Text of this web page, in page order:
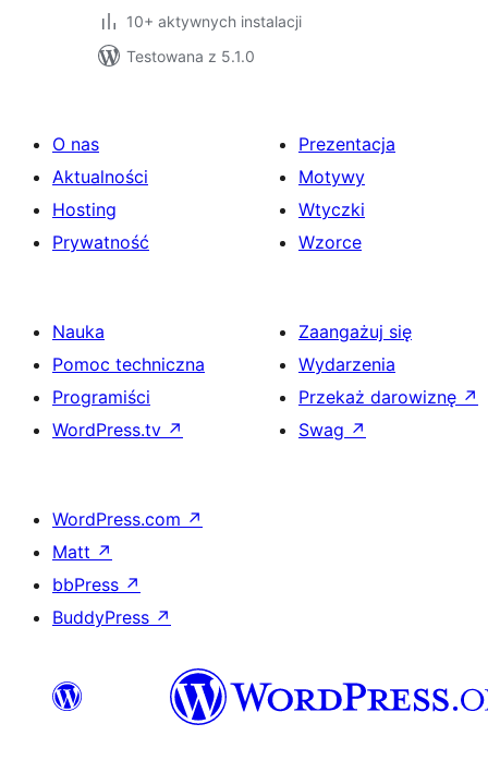
10+ aktywnych instalacji
Testowana z 5.1.0
O nas
Aktualności
Hosting
Prywatność
Prezentacja
Motywy
Wtyczki
Wzorce
Nauka
Pomoc techniczna
Programiści
WordPress.tv ↗
Zaangażuj się
Wydarzenia
Przekaż darowiznę ↗
Swag ↗
WordPress.com ↗
Matt ↗
bbPress ↗
BuddyPress ↗